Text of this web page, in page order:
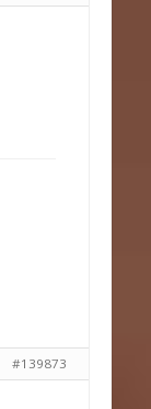
#139873